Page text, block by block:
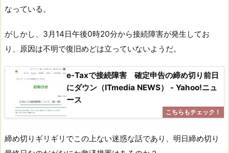
なっている。
がしかし、3月14日午後0時20分から接続障害が発生してお
り、原因は不明で復旧めどは立っていないようだ。
e-Taxで接続障害 確定申告の締め切り前日
にダウン（ITmedia NEWS） - Yahoo!ニュ
ース
締め切りギリギリでこの上ない迷惑な話であり、明日締め切り